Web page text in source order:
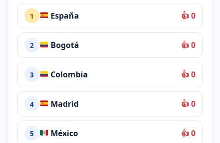
1 España 👍 0
2 Bogotá 👍 0
3 Colombia 👍 0
4 Madrid 👍 0
5 México 👍 0